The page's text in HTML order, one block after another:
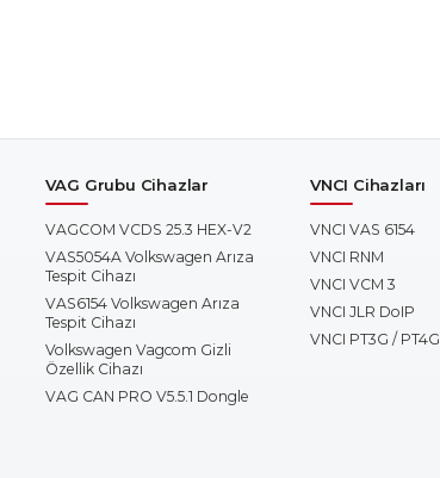
VAG Grubu Cihazlar
VAGCOM VCDS 25.3 HEX-V2
VAS5054A Volkswagen Arıza
Tespit Cihazı
VAS6154 Volkswagen Arıza
Tespit Cihazı
Volkswagen Vagcom Gizli
Özellik Cihazı
VAG CAN PRO V5.5.1 Dongle
VNCI Cihazları
VNCI VAS 6154
VNCI RNM
VNCI VCM 3
VNCI JLR DoIP
VNCI PT3G / PT4G